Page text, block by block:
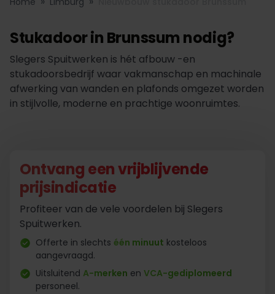
Stukadoor in Brunssum nodig?
Slegers Spuitwerken is hét afbouw -en
stukadoorsbedrijf waar vakmanschap en machinale
afwerking van wanden en plafonds omgezet worden
in stijlvolle, moderne en prachtige woonruimtes.
Ontvang een vrijblijvende
prijsindicatie
Profiteer van de vele voordelen bij Slegers
Spuitwerken.
Offerte in slechts één minuut kosteloos
aangevraagd.
Uitsluitend A-merken en VCA-gediplomeerd
personeel.